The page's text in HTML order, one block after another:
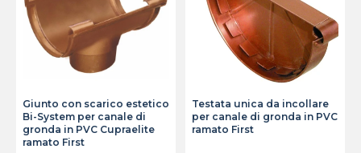
Giunto con scarico estetico
Bi-System per canale di
gronda in PVC Cupraelite
ramato First
Testata unica da incollare
per canale di gronda in PVC
ramato First